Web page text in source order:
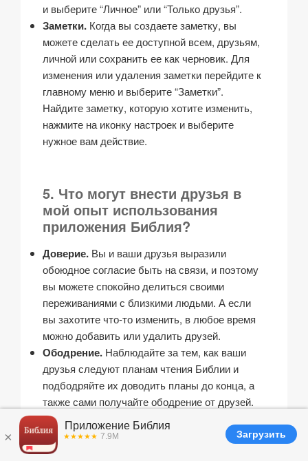
и выберите “Личное” или “Только друзья”.
Заметки. Когда вы создаете заметку, вы
можете сделать ее доступной всем, друзьям,
личной или сохранить ее как черновик. Для
изменения или удаления заметки перейдите к
главному меню и выберите “Заметки”.
Найдите заметку, которую хотите изменить,
нажмите на иконку настроек и выберите
нужное вам действие.
5. Что могут внести друзья в
мой опыт использования
приложения Библия?
Доверие. Вы и ваши друзья выразили
обоюдное согласие быть на связи, и поэтому
вы можете спокойно делиться своими
переживаниями с близкими людьми. А если
вы захотите что-то изменить, в любое время
можно добавить или удалить друзей.
Ободрение. Наблюдайте за тем, как ваши
друзья следуют планам чтения Библии и
подбодряйте их доводить планы до конца, а
также сами получайте ободрение от друзей.
Делитесь тем, чему научились из того, что
прочитали сегодня, или просто тем, что вам
понравилось больше всего.